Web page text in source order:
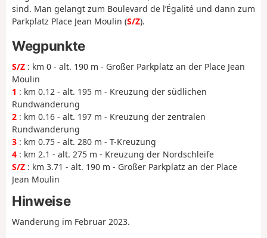
sind. Man gelangt zum Boulevard de l’Égalité und dann zum
Parkplatz Place Jean Moulin (S/Z).
Wegpunkte
S/Z : km 0 - alt. 190 m - Großer Parkplatz an der Place Jean
Moulin
1 : km 0.12 - alt. 195 m - Kreuzung der südlichen
Rundwanderung
2 : km 0.16 - alt. 197 m - Kreuzung der zentralen
Rundwanderung
3 : km 0.75 - alt. 280 m - T-Kreuzung
4 : km 2.1 - alt. 275 m - Kreuzung der Nordschleife
S/Z : km 3.71 - alt. 190 m - Großer Parkplatz an der Place
Jean Moulin
Hinweise
Wanderung im Februar 2023.